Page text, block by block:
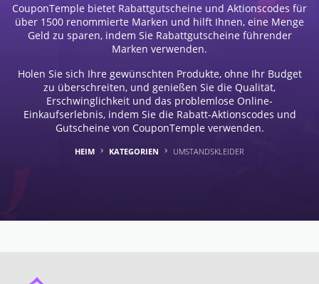
CouponTemple bietet Rabattgutscheine und Aktionscodes für
über 1500 renommierte Marken und hilft Ihnen, eine Menge
Geld zu sparen, indem Sie Rabattgutscheine führender
Marken verwenden.
Holen Sie sich Ihre gewünschten Produkte, ohne Ihr Budget
zu überschreiten, und genießen Sie die Qualität,
Erschwinglichkeit und das problemlose Online-
Einkaufserlebnis, indem Sie die Rabatt-Aktionscodes und
Gutscheine von CouponTemple verwenden.
HEIM KATEGORIEN UMSTANDSKLEIDER